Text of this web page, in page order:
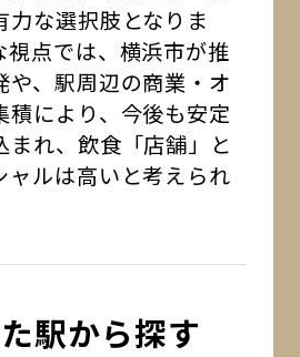
な選択肢となりま
視点では、横浜市が推
や、駅周辺の商業・オ
積により、今後も安定
まれ、飲食「店舗」と
ャルは高いと考えられ
駅から探す